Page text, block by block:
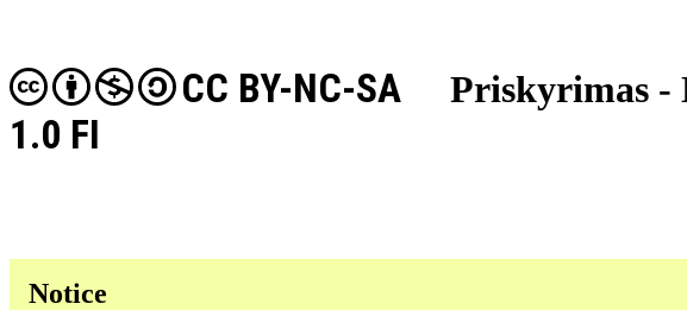
Priskyrimas -
CC BY-NC-SA
1.0 FI
Notice